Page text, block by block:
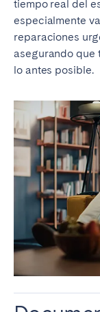
tiempo real del
especialmente
reparaciones
asegurando que
lo antes posible.